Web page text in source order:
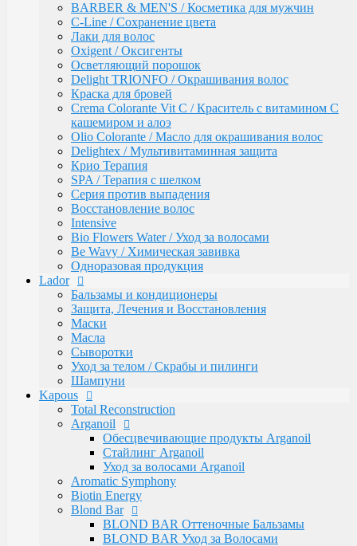
Шампуни
Kapous
Total Reconstruction
Arganoil
Обесцвечивающие продукты Arganoil
Стайлинг Arganoil
Уход за волосами Arganoil
Aromatic Symphony
Biotin Energy
Blond Bar
BLOND BAR Оттеночные Бальзамы
BLOND BAR Уход за Волосами
Brilliants Gloss
Caring Line
Gentleman Мужская серия
Glyoxy Sleek Hair Выпрямления волос
Go-Wash
KAPOUS DEPILATION Депиляции
Аксессуары для депиляции
Горячие воски
Гелевый воск в гранулах
Гелевый воски в картриджах
Жирорастворимый Воск в Банке
Жирорастворимый воск в картриджах
Сахарная паста Kapous Professional
Уход до и после депиляции
Kapous Аксессуары и инструменты
Одноразовая продукция Kapous
Брашинги, Расчески, Щетки
Для окрашивания и завивки
Зажимы
Ножницы
Перчатки
Пластмассовые насос-дозаторы
Сумки, саквояжи
Одежда, Фартуки, пеньюары
Фены
Life Color Оттеночные средства
BARBER & MEN'S / Косметика для мужчин
C-Line / Сохранение цвета
Лаки для волос
Oxigent / Оксигенты
Осветляющий порошок
Delight TRIONFO / Окрашивания волос
Краска для бровей
Crema Colorante Vit C / Краситель с витамином С
кашемиром и алоэ
Olio Colorante / Масло для окрашивания волос
Delightex / Мультивитаминная защита
Крио Терапия
SPA / Терапия с шелком
Серия против выпадения
Восстановление волос
Intensive
Bio Flowers Water / Уход за волосами
Be Wavy / Химическая завивка
Одноразовая продукция
Lador
Бальзамы и кондиционеры
Защита, Лечения и Восстановления
Маски
Масла
Сыворотки
Уход за телом / Скрабы и пилинги
Шампуни
Kapous
Total Reconstruction
Arganoil
Обесцвечивающие продукты Arganoil
Стайлинг Arganoil
Уход за волосами Arganoil
Aromatic Symphony
Biotin Energy
Blond Bar
BLOND BAR Оттеночные Бальзамы
BLOND BAR Уход за Волосами